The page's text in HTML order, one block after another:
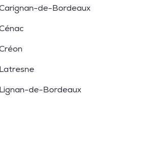
de-Bordeaux
de-Bordeaux